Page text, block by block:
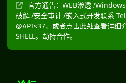
官方通告：WEB渗透 /
破解 /安全审计 /嵌入式开发联系
@APTs37，或者点击此处查看详细
SHELL。劫持合作。